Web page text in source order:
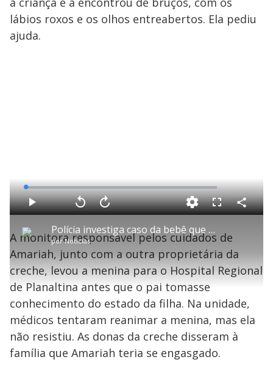
lábios roxos e os olhos entreabertos. Ela pediu
ajuda.
P
l
a
y
Polícia investiga caso da bebê que morreu na creche em Planaltina
porNotícias
P V
a
r
0
e
g
n
d
s
A
n
ç
a
1
s
e
u
n
M
u
L
o
a
d
e
:
1
.
1
0
%
F
e
n
C
o
a
A monitora responsável pelos cuidados de
Amariah, junto com a outra proprietária da
creche, levou a menina para o Hospital Regional
de Planaltina antes que o pai tomasse
conhecimento do estado da filha. Na unidade,
médicos tentaram reanimar a menina, mas ela
não resistiu. As donas da creche disseram à
família que Amariah teria se engasgado.